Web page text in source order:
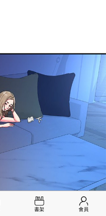
書架 會員